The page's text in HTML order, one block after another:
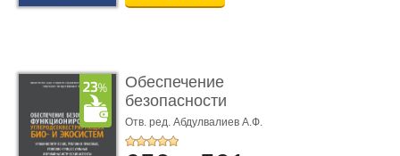
Обеспечение
безопасности
функционирования уг
...
Отв. ред. Абдулвалиев А.Ф.